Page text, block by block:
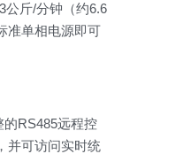
公斤/分钟（约6.6
准单相电源即可
RS485远程控
并可访问实时统